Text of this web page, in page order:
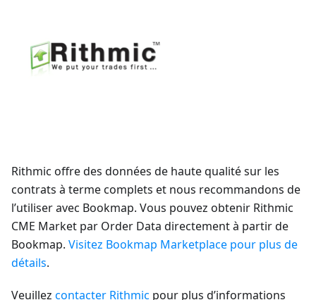
Rithmic offre des données de haute qualité sur les
contrats à terme complets et nous recommandons de
l’utiliser avec Bookmap. Vous pouvez obtenir Rithmic
CME Market par Order Data directement à partir de
Bookmap. Visitez Bookmap Marketplace pour plus de
détails.
Veuillez contacter Rithmic pour plus d’informations